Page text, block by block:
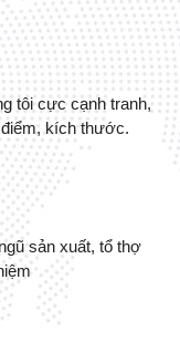
tôi cực cạnh tranh,
kích thước.
sản xuất, tổ thợ